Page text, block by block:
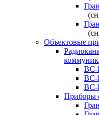
Объектовые
ВС-
Приборы